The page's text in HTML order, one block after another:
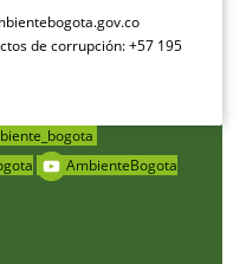
de corrupción: +57 195
AmbienteBogota